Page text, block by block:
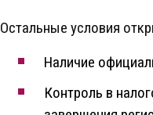
Остальные условия
Наличие
Контроль в